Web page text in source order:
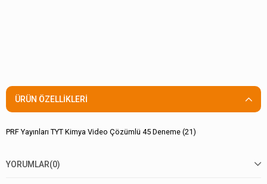
ÜRÜN ÖZELLIKLERI
PRF Yayınları TYT Kimya Video Çözümlü 45 Deneme (21)
YORUMLAR(0)